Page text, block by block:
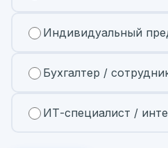
Индивидуальный
Бухгалтер /
ИТ-специалист /